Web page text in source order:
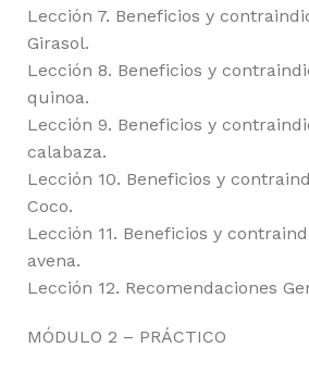
Lección 7. Beneficios y
Girasol.
Lección 8. Beneficios y
quinoa.
Lección 9. Beneficios y
calabaza.
Lección 10. Beneficios y
Coco.
Lección 11. Beneficios y
avena.
Lección 12. Recomendaciones
MÓDULO 2 – PRÁCTICO